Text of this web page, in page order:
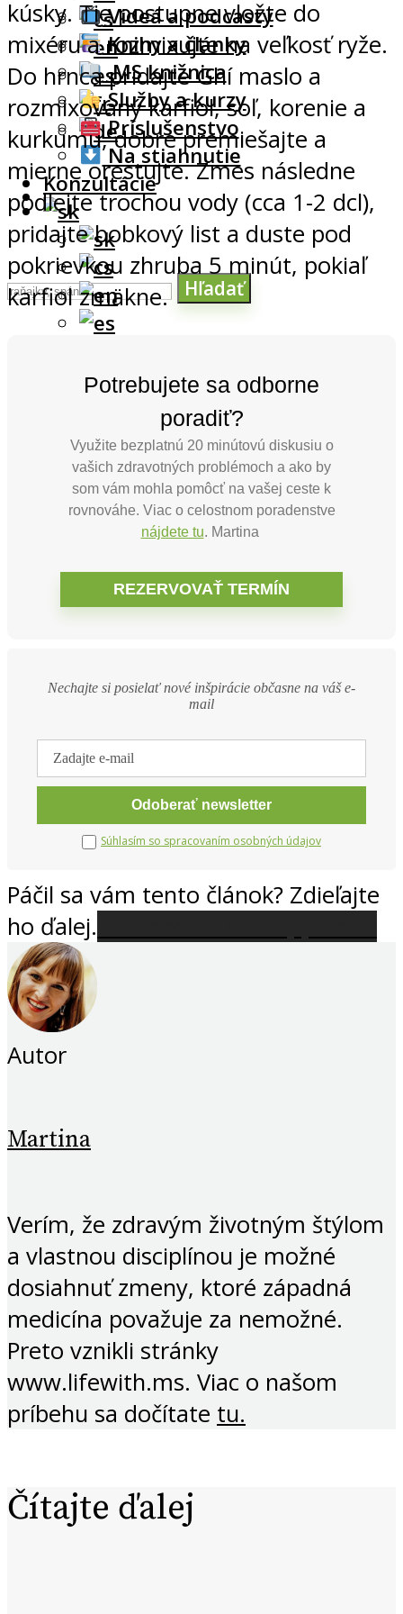
Hľadať
Videá a podcasty
Knihy a články
.MS knižnica
Služby a kurzy
Príslušenstvo
Na stiahnutie
Konzultácie
Hľadať
kúsky. Tie postupne vložte do
mixéru a rozmixujte na veľkosť ryže.
Do hrnca pridajte Ghí maslo a
rozmixovaný karfiol, soľ, korenie a
kurkumu, dobre premiešajte a
mierne orestujte. Zmes následne
podlejte trochou vody (cca 1-2 dcl),
pridajte bobkový list a duste pod
pokrievkou zhruba 5 minút, pokiaľ
karfiol zmäkne.
Potrebujete sa odborne
poradiť?
Využite bezplatnú 20 minútovú diskusiu o
vašich zdravotných problémoch a ako by
som vám mohla pomôcť na vašej ceste k
rovnováhe. Viac o celostnom poradenstve
nájdete tu. Martina
Nechajte si posielať nové inšpirácie občasne na váš e-
mail
Súhlasím so spracovaním osobných údajov
Páčil sa vám tento článok? Zdieľajte
ho ďalej.
Autor
Martina
Verím, že zdravým životným štýlom
a vlastnou disciplínou je možné
dosiahnuť zmeny, ktoré západná
medicína považuje za nemožné.
Preto vznikli stránky
www.lifewith.ms. Viac o našom
príbehu sa dočítate tu.
Čítajte ďalej